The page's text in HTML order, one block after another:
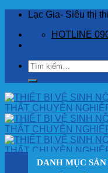
Skip
content
Lạc Gia- Siêu thị
HOTLINE
Tìm
kiếm:
DANH MỤC